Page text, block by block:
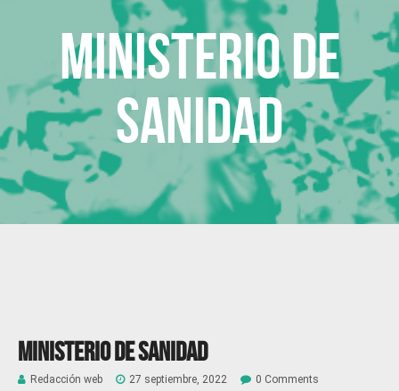
Ministerio de
Sanidad
Ministerio de Sanidad
Redacción web 27 septiembre, 2022 0 Comments